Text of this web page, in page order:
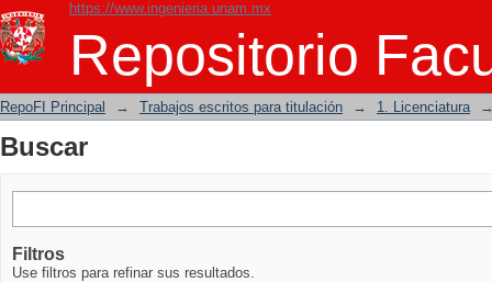
https://www.ingenieria.unam.mx
Repositorio
Buscar
RepoFI Principal → Trabajos escritos para titulación → 1. Licenciatura
Buscar
Filtros
Use filtros para refinar sus resultados.